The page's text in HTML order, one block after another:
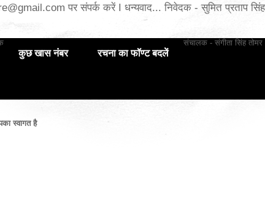
पर संपर्क करें I धन्यवाद... निवेदक - सुमित प्रताप
कुछ खास नंबर रचना का फॉण्ट बदलें
संचालक - संगीता सिंह तोमर